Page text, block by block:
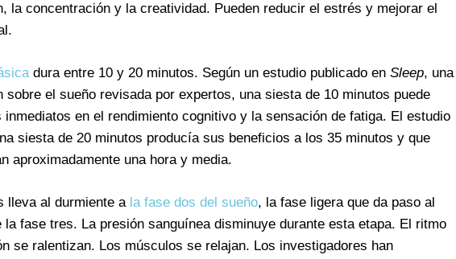
la concentración y la creatividad. Pueden reducir el estrés y mejorar el
dura entre 10 y 20 minutos. Según un estudio publicado en Sleep, una
sobre el sueño revisada por expertos, una siesta de 10 minutos puede
inmediatos en el rendimiento cognitivo y la sensación de fatiga. El estudio
siesta de 20 minutos producía sus beneficios a los 35 minutos y que
aproximadamente una hora y media.
lleva al durmiente a la fase dos del sueño, la fase ligera que da paso al
la fase tres. La presión sanguínea disminuye durante esta etapa. El ritmo
se ralentizan. Los músculos se relajan. Los investigadores han